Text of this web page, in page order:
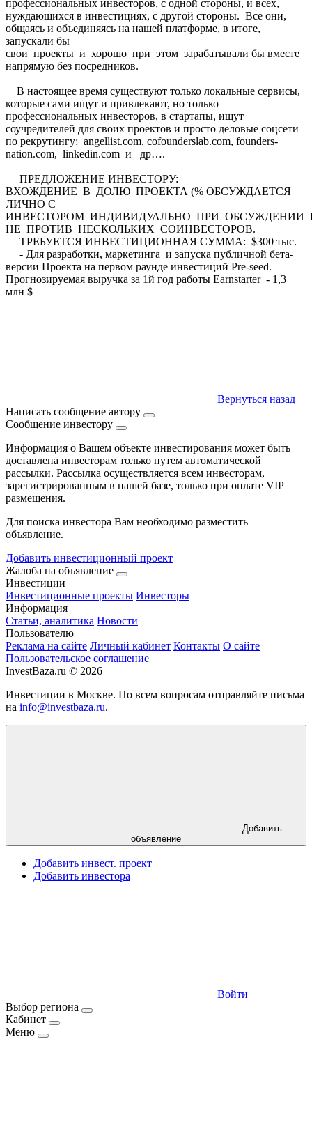
профессиональных инвесторов, с одной стороны, и всех,
нуждающихся в инвестициях, с другой стороны. Все они,
общаясь и объединяясь на нашей платформе, в итоге,
запускали бы
свои проекты и хорошо при этом зарабатывали бы вместе
напрямую без посредников.
В настоящее время существуют только локальные сервисы,
которые сами ищут и привлекают, но только
профессиональных инвесторов, в стартапы, ищут
соучредителей для своих проектов и просто деловые соцсети
по рекрутингу: angellist.com, cofounderslab.com, founders-
nation.com, linkedin.com и др….
ПРЕДЛОЖЕНИЕ ИНВЕСТОРУ:
ВХОЖДЕНИЕ В ДОЛЮ ПРОЕКТА (% ОБСУЖДАЕТСЯ
ЛИЧНО С
ИНВЕСТОРОМ ИНДИВИДУАЛЬНО ПРИ ОБСУЖДЕНИИ
НЕ ПРОТИВ НЕСКОЛЬКИХ СОИНВЕСТОРОВ.
ТРЕБУЕТСЯ ИНВЕСТИЦИОННАЯ СУММА: $300 тыс.
- Для разработки, маркетинга и запуска публичной бета-
версии Проекта на первом раунде инвестиций Pre-seed.
Прогнозируемая выручка за 1й год работы Earnstarter - 1,3
млн $
Вернуться назад
Написать сообщение автору
Сообщение инвестору
Информация о Вашем объекте инвестирования может быть
доставлена инвесторам только путем автоматической
рассылки. Рассылка осуществляется всем инвесторам,
зарегистрированным в нашей базе, только при оплате VIP
размещения.
Для поиска инвестора Вам необходимо разместить
объявление.
Добавить инвестиционный проект
Жалоба на объявление
Инвестиции
Инвестиционные проекты Инвесторы
Информация
Статьи, аналитика Новости
Пользователю
Реклама на сайте Личный кабинет Контакты О сайте
Пользовательское соглашение
InvestBaza.ru © 2026
Инвестиции в Москве. По всем вопросам отправляйте письма
на info@investbaza.ru.
Добавить
объявление
Добавить инвест. проект
Добавить инвестора
Войти
Выбор региона
Кабинет
Меню